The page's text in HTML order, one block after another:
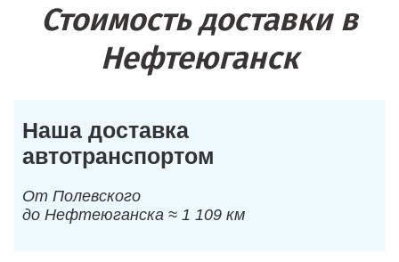
Стоимость доставки в
Нефтеюганск
Наша доставка
автотранспортом
От Полевского
до Нефтеюганска ≈ 1 109 км